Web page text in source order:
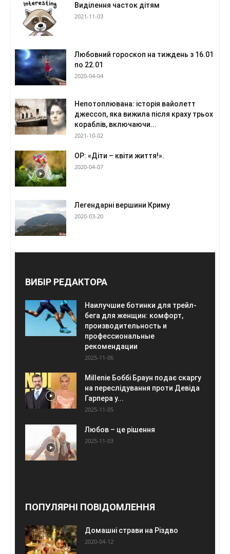
Виділення часток дітям
2021-11-03
Любовний гороскоп на тиждень з 16.01
по 22.01
2020-04-04
Непотоплювана: історія вайолетт
джессоп, яка вижила після краху трьох
кораблів, включаючи...
2021-10-02
ОР: «Діти – квіти життя!».
2020-04-07
Легендарні вершини Криму
2020-03-20
ВИБІР РЕДАКТОРА
Наилучшие ботинки для трейл-
бега для женщин: комфорт,
производительность и
профессиональные
рекомендации
2025-11-06
Millenie Боббі Браун подає скаргу
на переслідування проти Девіда
Гарпера у...
2025-11-05
Любов – це рішення
2025-11-03
ПОПУЛЯРНІ ПОВІДОМЛЕННЯ
Домашні страви на Різдво
2020-04-12